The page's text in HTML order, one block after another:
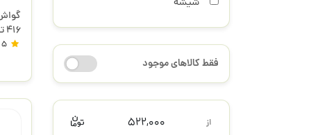
فقط کالاهای موجود
از 522,000
416 تالنز